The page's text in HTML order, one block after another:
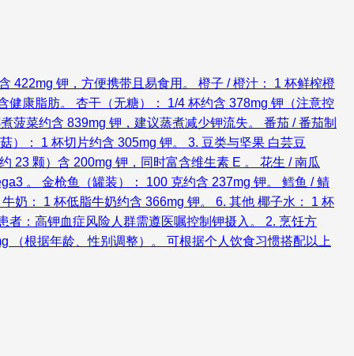
422mg 钾，方便携带且易食用。 橙子 / 橙汁： 1 杯鲜榨橙
康脂肪。 杏干（无糖）： 1/4 杯约含 378mg 钾（注意控
菠菜约含 839mg 钾，建议蒸煮减少钾流失。 番茄 / 番茄制
）： 1 杯切片约含 305mg 钾。 3. 豆类与坚果 白芸豆
23 颗）含 200mg 钾，同时富含维生素 E 。 花生 / 南瓜
。 金枪鱼（罐装）： 100 克约含 237mg 钾。 鳕鱼 / 鲭
奶： 1 杯低脂牛奶约含 366mg 钾。 6. 其他 椰子水： 1 杯
者：高钾血症风险人群需遵医嘱控制钾摄入。 2. 烹饪方
（根据年龄、性别调整）。 可根据个人饮食习惯搭配以上